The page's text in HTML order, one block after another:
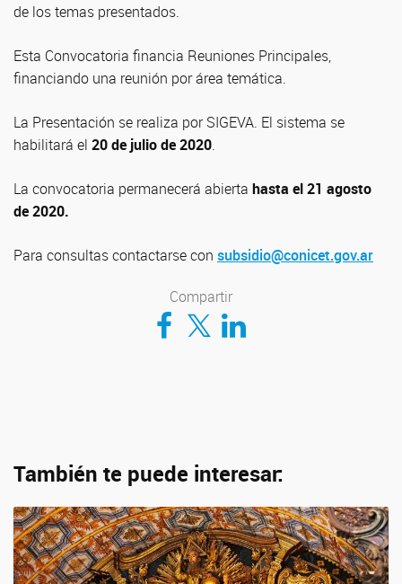
de los temas presentados.
Esta Convocatoria financia Reuniones Principales,
financiando una reunión por área temática.
La Presentación se realiza por SIGEVA. El sistema se
habilitará el 20 de julio de 2020.
La convocatoria permanecerá abierta hasta el 21 agosto
de 2020.
Para consultas contactarse con subsidio@conicet.gov.ar
Compartir
Compartir en Facebook
Compartir en TwitterCompartir en LinkedIn
También te puede interesar: